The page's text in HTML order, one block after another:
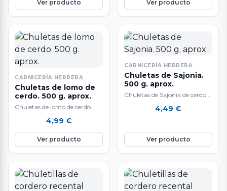
Ver producto Ver producto
CARNICERÍA HERRERA
Chuletas de lomo de
cerdo. 500 g. aprox.
Chuletas de lomo de cerdo
aproximadamente. Muy ricas
y sabrosas, además…
4,99 €
Ver producto
CARNICERÍA HERRERA
Chuletas de Sajonia.
500 g. aprox.
Chuletas de Sajonia de cerdo
aproximadamente. Muy ricas
4,49 €
Ver producto